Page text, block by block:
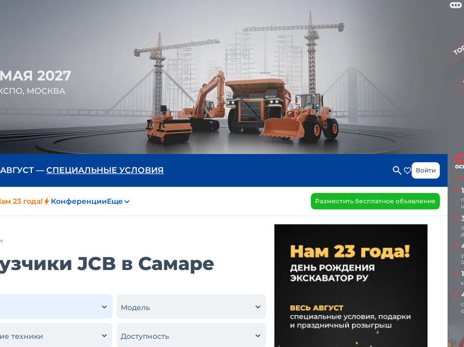
— СПЕЦИАЛЬНЫЕ УСЛОВИЯ Войти
23 года! КонференцииЕще Разместить бесплатное объявление
JCB в Самаре
Модель
техники Доступность